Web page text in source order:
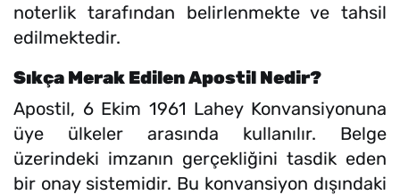
noterlik tarafından belirlenmekte ve tahsil
edilmektedir.
Sıkça Merak Edilen Apostil Nedir?
Apostil, 6 Ekim 1961 Lahey Konvansiyonuna
üye ülkeler arasında kullanılır. Belge
üzerindeki imzanın gerçekliğini tasdik eden
bir onay sistemidir. Bu konvansiyon dışındaki